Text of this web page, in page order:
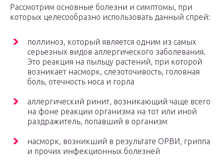
Рассмотрим основные болезни и симптомы, при
которых целесообразно использовать данный спрей:
поллиноз, который является одним из самых
серьезных видов аллергического заболевания.
Это реакция на пыльцу растений, при которой
возникает насморк, слезоточивость, головная
боль, отечность носа и горла
аллергический ринит, возникающий чаще всего
на фоне реакции организма на тот или иной
раздражитель, попавший в организм
насморк, возникший в результате ОРВИ, гриппа
и прочих инфекционных болезней